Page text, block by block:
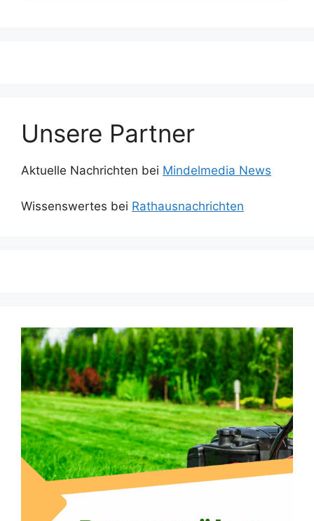
Unsere Partner
Aktuelle Nachrichten bei Mindelmedia News
Wissenswertes bei Rathausnachrichten